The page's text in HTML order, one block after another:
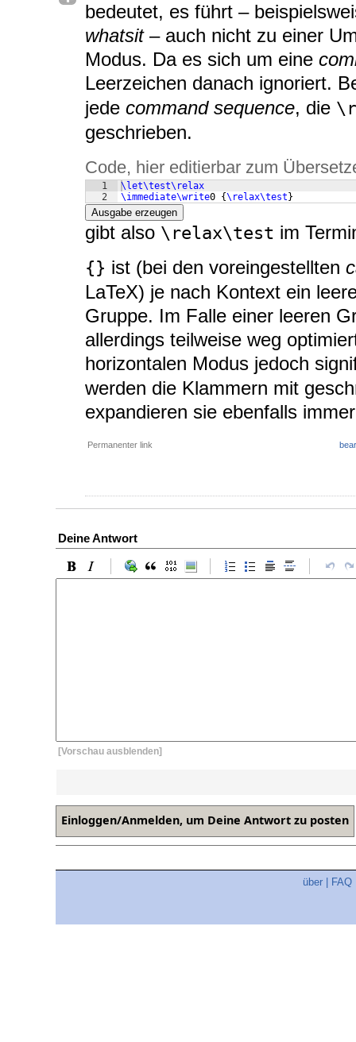
bedeutet, es führt –
whatsit– auch nicht zu einer
Modus. Da es sich um eine
Leerzeichen danach ignoriert.
jede command sequence, die
geschrieben.
Code, hier editierbar zum
1
2
\let\test\relax
\immediate\write0 {\relax\test }
Ausgabe erzeugen
gibt also \relax\test im
{} ist (bei den voreingestellten
LaTeX) je nach Kontext ein
Gruppe. Im Falle einer leeren
allerdings teilweise weg
horizontalen Modus jedoch
werden die Klammern mit
expandieren sie ebenfalls
Permanenter link
Deine Antwort
[Vorschau ausblenden]
über FAQ